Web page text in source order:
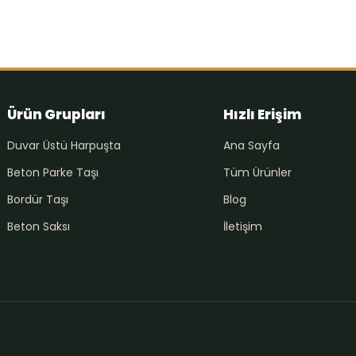
Ürün Grupları
Duvar Üstü Harpuşta
Beton Parke Taşı
Bordür Taşı
Beton Saksı
Hızlı Erişim
Ana Sayfa
Tüm Ürünler
Blog
İletişim